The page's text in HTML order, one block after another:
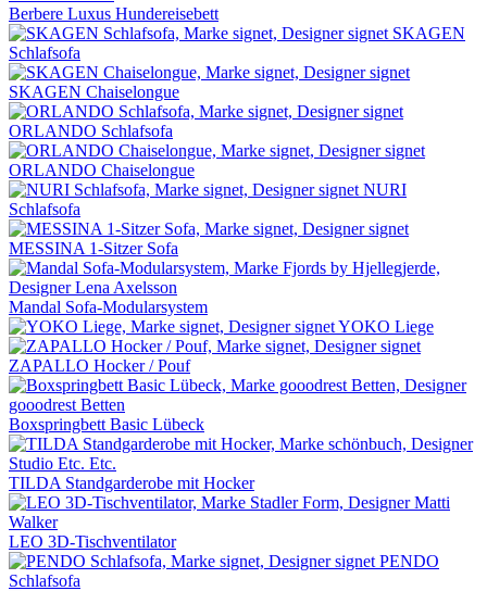
Berbere Luxus Hundereisebett
SKAGEN
Schlafsofa
SKAGEN Chaiselongue
ORLANDO Schlafsofa
ORLANDO Chaiselongue
NURI
Schlafsofa
MESSINA 1-Sitzer Sofa
Mandal Sofa-Modularsystem
YOKO Liege
ZAPALLO Hocker / Pouf
Boxspringbett Basic Lübeck
TILDA Standgarderobe mit Hocker
LEO 3D-Tischventilator
PENDO
Schlafsofa